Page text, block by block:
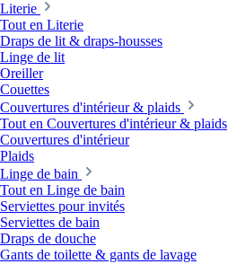
Literie
Tout en Literie
Draps de lit & draps-housses
Linge de lit
Oreiller
Couettes
Couvertures d'intérieur & plaids
Tout en Couvertures d'intérieur & plaids
Couvertures d'intérieur
Plaids
Linge de bain
Tout en Linge de bain
Serviettes pour invités
Serviettes de bain
Draps de douche
Gants de toilette & gants de lavage